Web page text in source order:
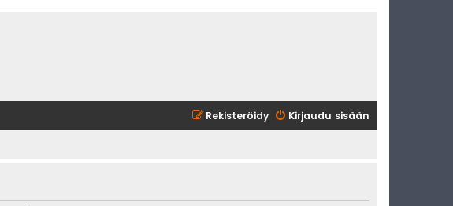
Kirjaudu sisään
Rekisteröidy